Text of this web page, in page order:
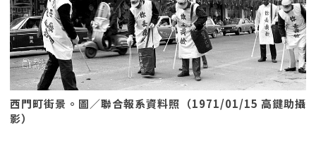
西門町街景。圖／聯合報系資料照（1971/01/15 高鍵助攝
影）